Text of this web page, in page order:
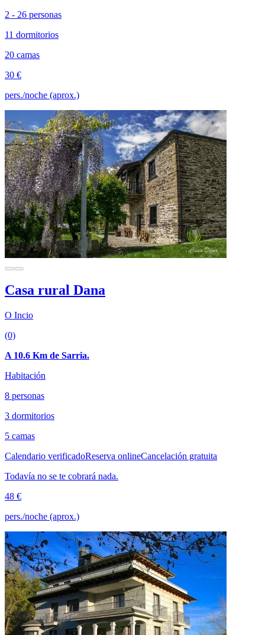
2 - 26 personas
11 dormitorios
20 camas
30 €
pers./noche (aprox.)
Casa rural Dana
O Incio
(0)
A 10.6 Km de Sarria.
Habitación
8 personas
3 dormitorios
5 camas
Calendario verificadoReserva onlineCancelación gratuita
Todavía no se te cobrará nada.
48 €
pers./noche (aprox.)